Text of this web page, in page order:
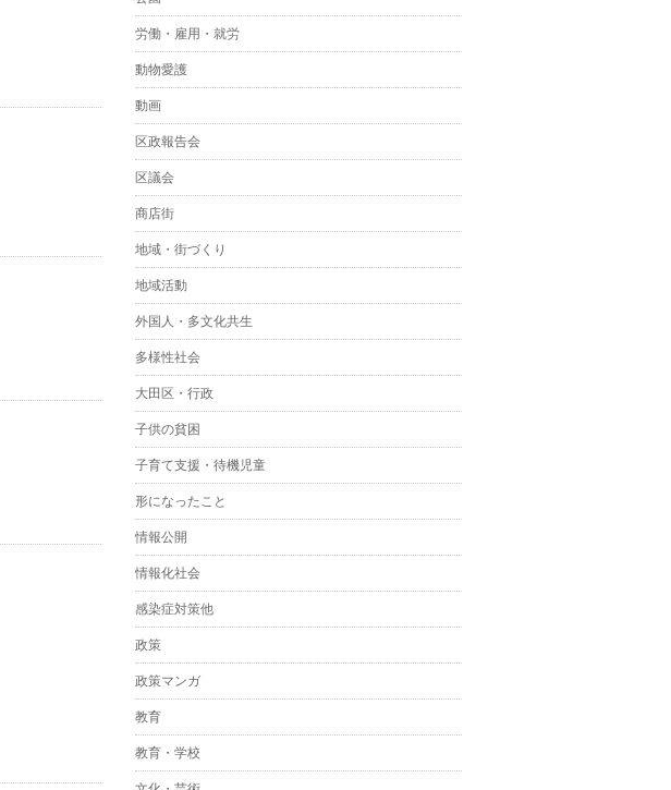
労働・雇用・就労
動物愛護
動画
区政報告会
区議会
商店街
地域・街づくり
地域活動
外国人・多文化共生
多様性社会
大田区・行政
子供の貧困
子育て支援・待機児童
形になったこと
情報公開
情報化社会
感染症対策他
政策
政策マンガ
教育
教育・学校